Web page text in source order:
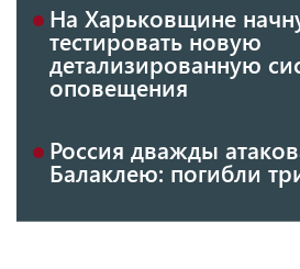
На Харьковщине
тестировать новую
детализированную
оповещения
Россия дважды
Балаклею: погибли